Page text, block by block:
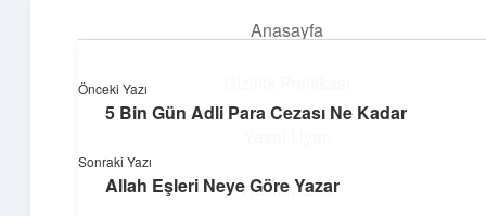
Anasayfa
Hakkımızda
Hayatına neşe katan kısa hikayeler!
Önceki Yazı
5 Bin Gün Adli Para Cezası Ne Kadar
Sonraki Yazı
Allah Eşleri Neye Göre Yazar